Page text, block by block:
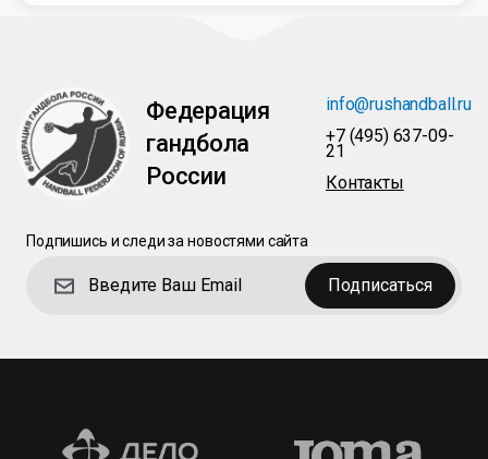
Федерация
гандбола
России
info@rushandball.ru
+7 (495) 637-09-
21
Контакты
Подпишись и следи за новостями сайта
Подписаться